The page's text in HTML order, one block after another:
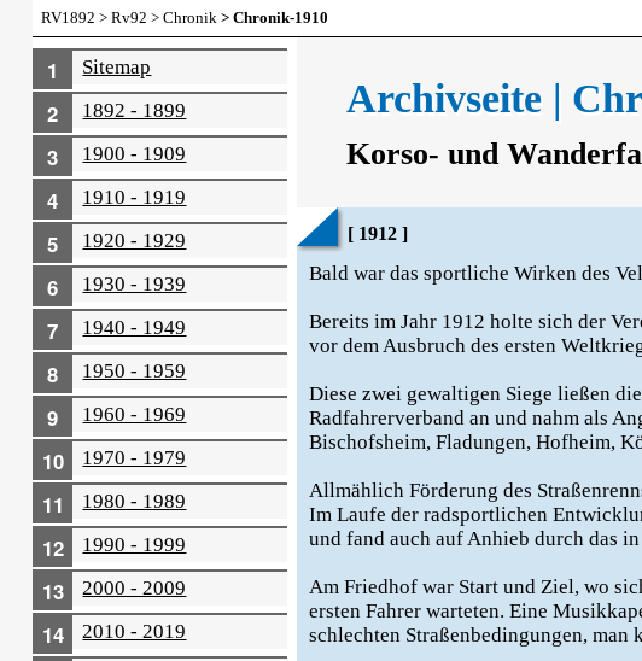
RV1892 > Rv92 > Chronik > Chronik-1910
Sitemap
1892 - 1899
1900 - 1909
1910 - 1919
1920 - 1929
1930 - 1939
1940 - 1949
1950 - 1959
1960 - 1969
1970 - 1979
1980 - 1989
1990 - 1999
2000 - 2009
2010 - 2019
Archivseite |
Korso- und
[ 1912 ]
Bald war das sportliche Wirken des
Bereits im Jahr 1912 holte sich der
vor dem Ausbruch des ersten
Diese zwei gewaltigen Siege ließen
Radfahrerverband an und nahm als
Bischofsheim, Fladungen, Hofheim,
Allmählich Förderung des
Im Laufe der radsportlichen
und fand auch auf Anhieb durch das
Am Friedhof war Start und Ziel, wo
ersten Fahrer warteten. Eine
schlechten Straßenbedingungen,